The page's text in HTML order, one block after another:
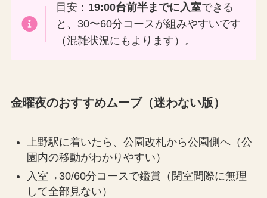
目安： 19:00台前半までに入室できる
と、30〜60分コースが組みやすいです
（混雑状況にもよります）。
金曜夜のおすすめムーブ（迷わない版）
上野駅に着いたら、公園改札から公園側へ（公
園内の移動がわかりやすい）
入室→30/60分コースで鑑賞（閉室間際に無理
して全部見ない）